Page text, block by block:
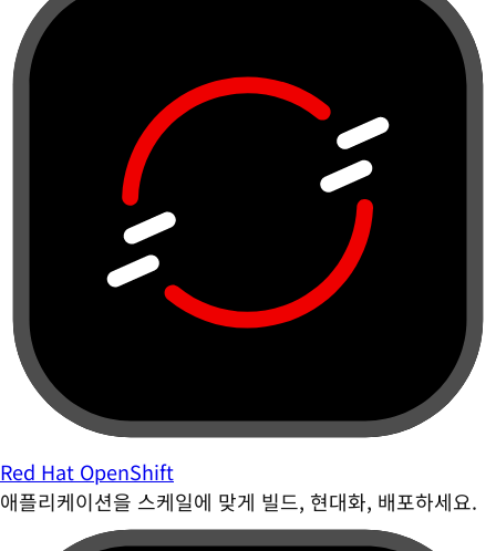
Red Hat OpenShift
애플리케이션을 스케일에 맞게 빌드, 현대화, 배포하세요.